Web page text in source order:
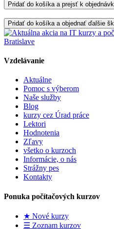
Pridať do košíka a prejsť k
Pridať do košíka a objednať ďalšie
Vzdelávanie
Aktuálne
Pomoc s výberom
Naše služby
Blog
kurzy cez Úrad práce
Lektori
Hodnotenia
Zľavy
všetko o kurzoch
Informácie, o nás
Strážny pes
Kontakty
Ponuka počítačových kurzov
★ Nové kurzy
☰ Zoznam kurzov